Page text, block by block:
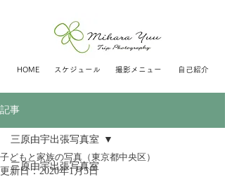
HOME スケジュール 撮影メニュー 自己紹介
記事
三原由宇出張写真室
三原由宇出張写真室
子どもと家族の写真（東京都中央区）
更新日：2020年1月5日